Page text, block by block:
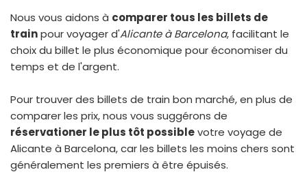
Nous vous aidons à comparer tous les billets de
trainpour voyager d'Alicante à Barcelona, facilitant le
choix du billet le plus économique pour économiser du
temps et de l'argent.
Pour trouver des billets de train bon marché, en plus de
comparer les prix, nous vous suggérons de
réservationer le plus tôt possiblevotre voyage de
Alicante à Barcelona, car les billets les moins chers sont
généralement les premiers à être épuisés.